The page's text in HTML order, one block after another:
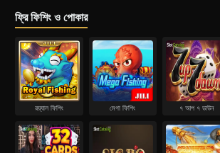
ফ্রি ফিশিং ও পোকার
রয়্যাল ফিশিং মেগা ফিশিং ৭ আপ ৭ ডাউন